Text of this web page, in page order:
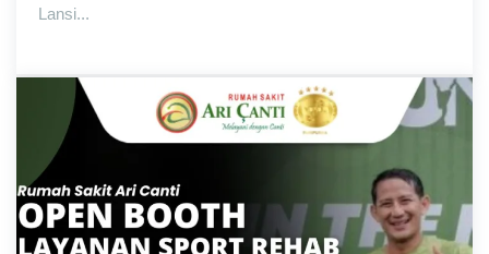
Lansi...